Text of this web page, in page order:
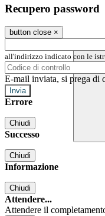
Recupero password
button close ×
all'indirizzo indicato con le
E-mail inviata, si prega di
Errore
Chiudi
Successo
Chiudi
Informazione
Chiudi
Attendere...
Attendere il